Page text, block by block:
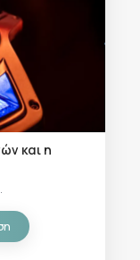
και η